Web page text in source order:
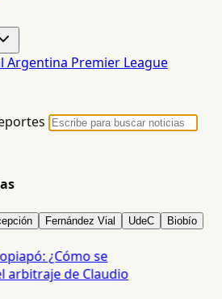
Argentina Premier League
Fernández Vial UdeC Biobío
¿Cómo se
arbitraje de Claudio